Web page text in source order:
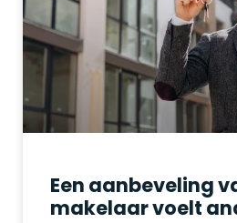
Een aanbeveling
makelaar voelt